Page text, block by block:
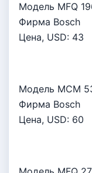
Модель MFQ
Фирма Bosch
Цена, USD: 43
Модель MCM
Фирма Bosch
Цена, USD: 60